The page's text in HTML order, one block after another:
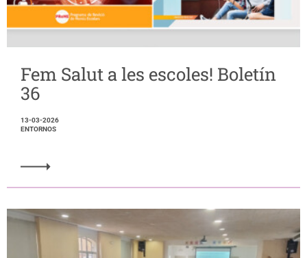
Fem Salut a les escoles! Boletín
36
13-03-2026
ENTORNOS